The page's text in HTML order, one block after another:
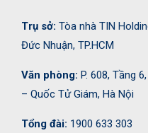
Trụ sở: Tòa nhà TIN
Đức Nhuận, TP.HCM
Văn phòng: P. 608, Tầng
– Quốc Tử Giám, Hà Nội
Tổng đài: 1900 633 303